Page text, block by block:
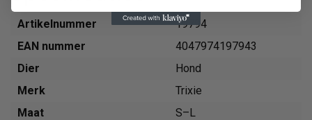
Artikelnummer
19794
EAN nummer
4047974197943
Dier
Hond
Merk
Trixie
Maat
S–L